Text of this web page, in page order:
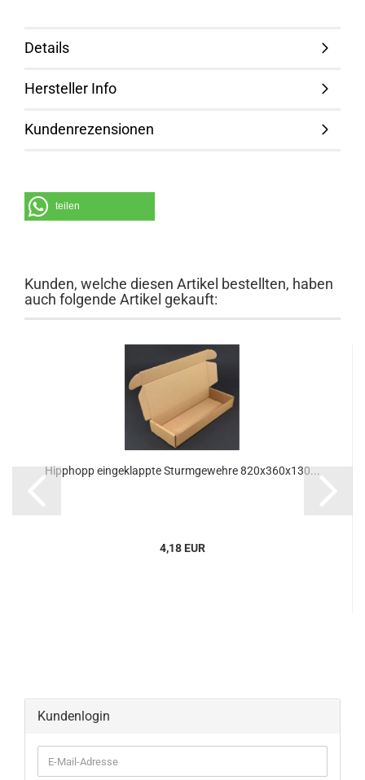
Details
Hersteller Info
Kundenrezensionen
teilen
Kunden, welche diesen Artikel bestellten, haben
auch folgende Artikel gekauft:
Hip­p­hopp ein­ge­klapp­te Sturm­ge­weh­re 820x360x130...
4,18 EUR
Kundenlogin